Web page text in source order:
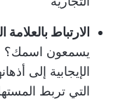
الارتباط بالعلامة
يسمعون اسمك؟
الإيجابية إلى
التي تربط